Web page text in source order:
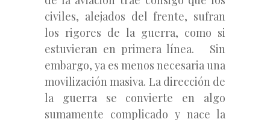
civiles, alejados del frente, sufran
los rigores de la guerra, como si
estuvieran en primera línea. Sin
embargo, ya es menos necesaria una
movilización masiva. La dirección de
la guerra se convierte en algo
sumamente complicado y nace la